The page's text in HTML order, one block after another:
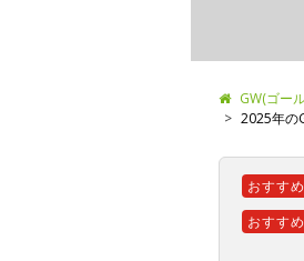
GW(ゴー
2025年の
おすすめ
おすすめ